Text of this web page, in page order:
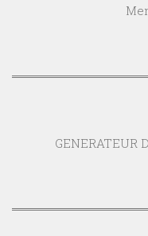
GENERATEUR